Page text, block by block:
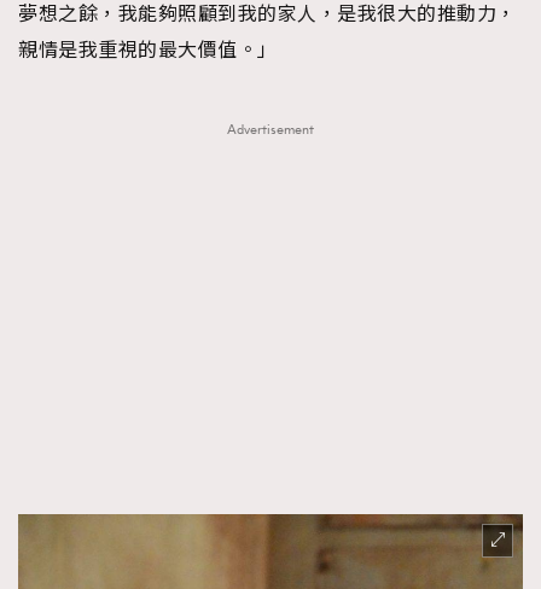
夢想之餘，我能夠照顧到我的家人，是我很大的推動力，
親情是我重視的最大價值。」
Advertisement